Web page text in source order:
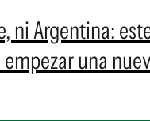
ni Argentina:
una